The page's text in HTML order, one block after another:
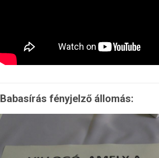
Babasírás fényjelző állomás: